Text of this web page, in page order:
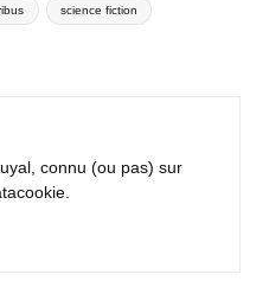
science fiction
connu (ou pas) sur